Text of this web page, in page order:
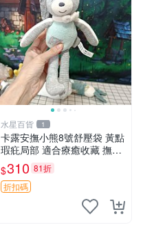
水星百貨 1
卡露安撫小熊8號舒壓袋 黃點
瑕疪局部 適合療癒收藏 撫慰
身心 美肌養護 放鬆好物
$310 81折
折扣碼